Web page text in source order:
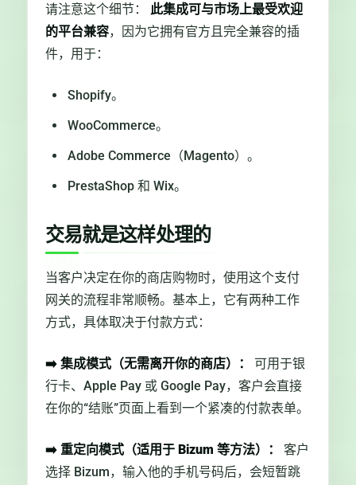
请注意这个细节： 此集成可与市场上最受欢迎
的平台兼容，因为它拥有官方且完全兼容的插
件，用于：
Shopify。
WooCommerce。
Adobe Commerce（Magento）。
PrestaShop 和 Wix。
交易就是这样处理的
当客户决定在你的商店购物时，使用这个支付
网关的流程非常顺畅。基本上，它有两种工作
方式，具体取决于付款方式：
➡️ 集成模式（无需离开你的商店）： 可用于银
行卡、Apple Pay 或 Google Pay，客户会直接
在你的“结账”页面上看到一个紧凑的付款表单。
➡️ 重定向模式（适用于 Bizum 等方法）：
客户
选择 Bizum，输入他的手机号码后，会短暂跳